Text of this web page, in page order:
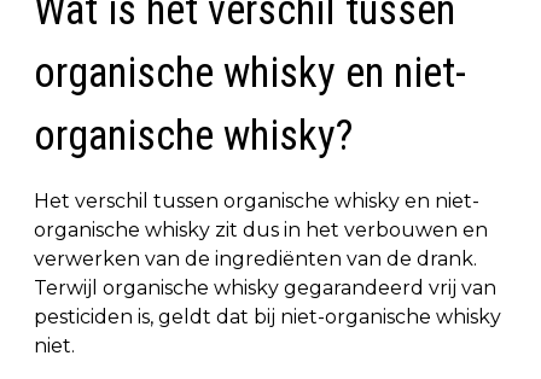
organische whisky en niet-
organische whisky?
Het verschil tussen organische whisky en niet-
organische whisky zit dus in het verbouwen en
verwerken van de ingrediënten van de drank.
Terwijl organische whisky gegarandeerd vrij van
pesticiden is, geldt dat bij niet-organische whisky
niet.